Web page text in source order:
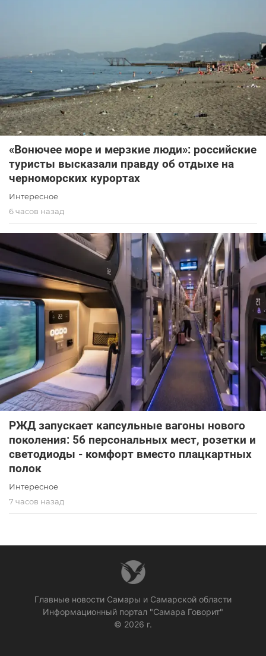
«Вонючее море и мерзкие люди»: российские
туристы высказали правду об отдыхе на
черноморских курортах
Интересное
6 часов назад
РЖД запускает капсульные вагоны нового
поколения: 56 персональных мест, розетки и
светодиоды - комфорт вместо плацкартных
полок
Интересное
7 часов назад
Главные новости Самары и Самарской области
Информационный портал "Самара Говорит"
© 2026 г.